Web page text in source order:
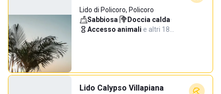
Lido di Policoro, Policoro
Sabbiosa· Doccia calda·
Accesso animali·e altri 18…
Lido Calypso Villapiana